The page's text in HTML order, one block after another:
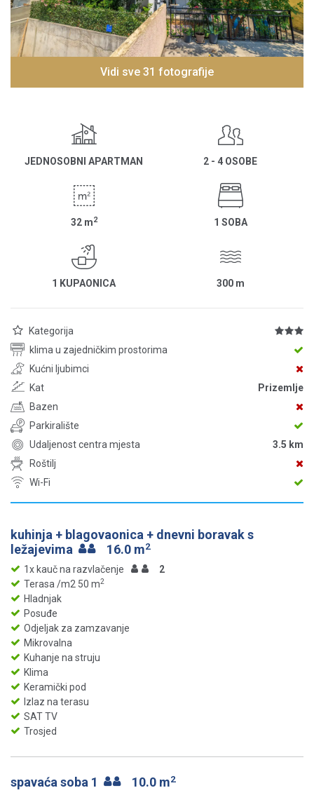
Vidi sve 31 fotografije
JEDNOSOBNI APARTMAN 2 - 4 OSOBE
32 m2 1 SOBA
1 KUPAONICA 300 m
Kategorija
klima u zajedničkim prostorima
Kućni ljubimci
Kat
Prizemlje
Bazen
Parkiralište
Udaljenost centra mjesta
3.5 km
Roštilj
Wi-Fi
kuhinja + blagovaonica + dnevni boravak s
ležajevima
16.0 m2
1x kauč na razvlačenje
2
Terasa /m2 50 m2
Hladnjak
Posuđe
Odjeljak za zamzavanje
Mikrovalna
Kuhanje na struju
Klima
Keramički pod
Izlaz na terasu
SAT TV
Trosjed
spavaća soba 1 10.0 m2